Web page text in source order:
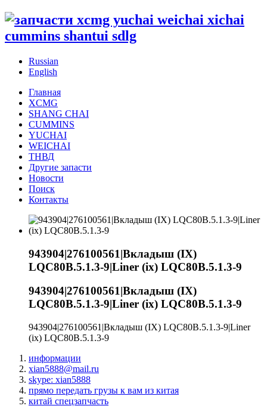
Russian
English
Главная
XCMG
SHANG CHAI
CUMMINS
YUCHAI
WEICHAI
ТНВД
Другие запасти
Новости
Поиск
Контакты
943904|276100561|Вкладыш (IX)
LQC80B.5.1.3-9|Liner (ix) LQC80B.5.1.3-9
943904|276100561|Вкладыш (IX)
LQC80B.5.1.3-9|Liner (ix) LQC80B.5.1.3-9
943904|276100561|Вкладыш (IX) LQC80B.5.1.3-9|Liner
(ix) LQC80B.5.1.3-9
информации
xian5888@mail.ru
skype: xian5888
прямо передать грузы к вам из китая
китай спецзапчасть